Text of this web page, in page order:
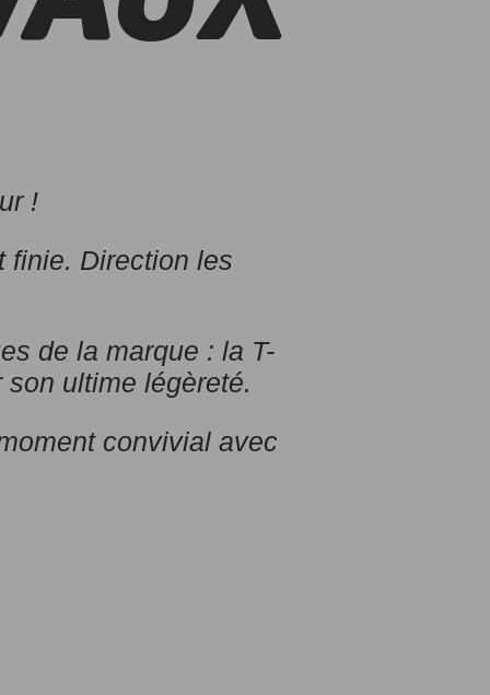
!
finie. Direction les
de la marque : la T-
ultime légèreté.
convivial avec